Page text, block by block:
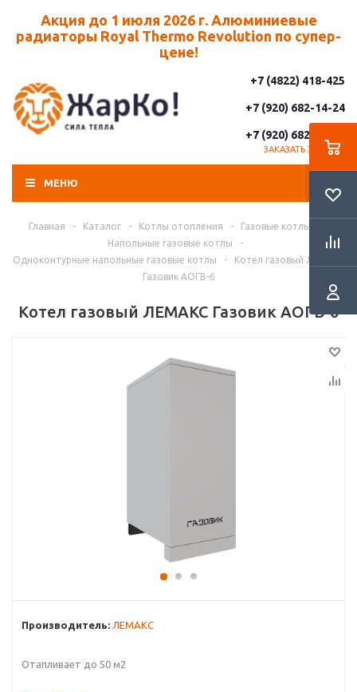
Акция до 1 июля 2026 г. Алюминиевые
радиаторы Royal Thermo Revolution по супер-
цене!
+7 (4822) 418-425
+7 (920) 682-14-24
+7 (920) 682-14-25
ЗАКАЗАТЬ ЗВОНОК
МЕНЮ
Главная - Каталог - Котлы отопления - Газовые котлы
Напольные газовые котлы
-
Одноконтурные напольные газовые котлы
-
Котел газовый ЛЕМАКС
Газовик АОГВ-6
Котел газовый ЛЕМАКС Газовик АОГВ-6
Производитель: ЛЕМАКС
Отапливает до 50 м2